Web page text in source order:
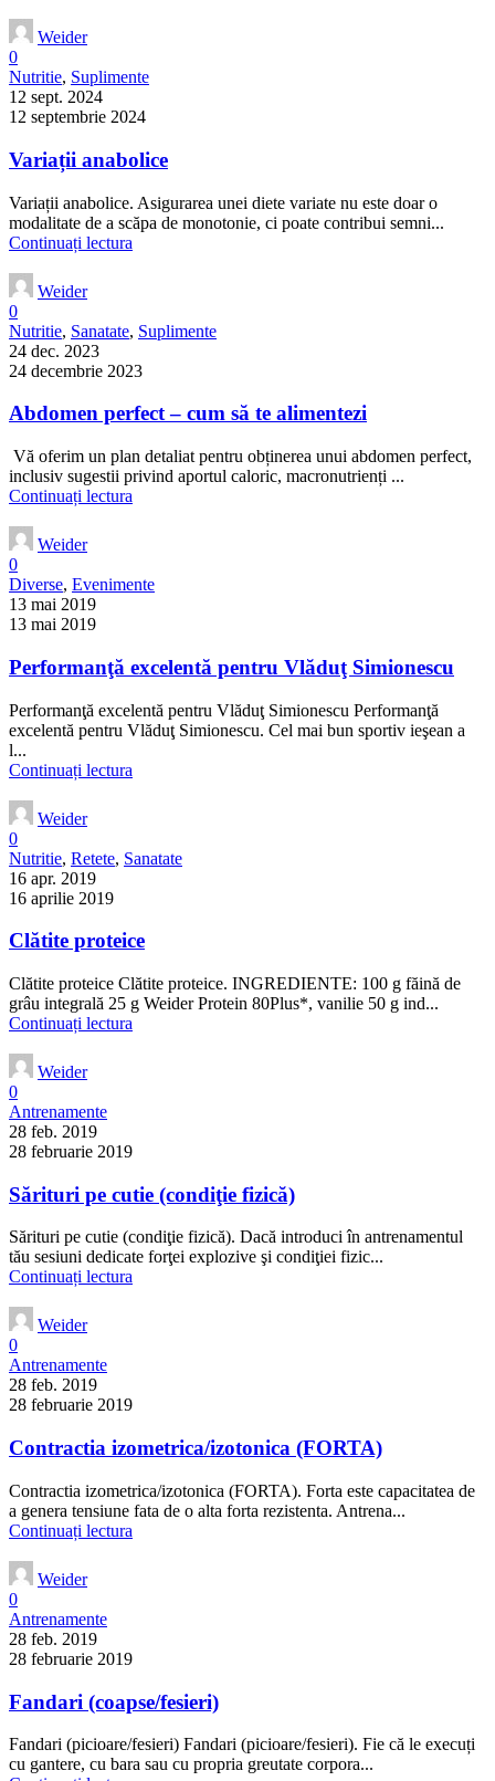
Weider
0
Nutritie, Suplimente
12 sept. 2024
12 septembrie 2024
Variații anabolice
Variații anabolice. Asigurarea unei diete variate nu este doar o
modalitate de a scăpa de monotonie, ci poate contribui semni...
Continuați lectura
Weider
0
Nutritie, Sanatate, Suplimente
24 dec. 2023
24 decembrie 2023
Abdomen perfect – cum să te alimentezi
Vă oferim un plan detaliat pentru obținerea unui abdomen perfect,
inclusiv sugestii privind aportul caloric, macronutrienți ...
Continuați lectura
Weider
0
Diverse, Evenimente
13 mai 2019
13 mai 2019
Performanţă excelentă pentru Vlăduţ Simionescu
Performanţă excelentă pentru Vlăduţ Simionescu Performanţă
excelentă pentru Vlăduţ Simionescu. Cel mai bun sportiv ieşean a
l...
Continuați lectura
Weider
0
Nutritie, Retete, Sanatate
16 apr. 2019
16 aprilie 2019
Clătite proteice
Clătite proteice Clătite proteice. INGREDIENTE: 100 g făină de
grâu integrală 25 g Weider Protein 80Plus*, vanilie 50 g ind...
Continuați lectura
Weider
0
Antrenamente
28 feb. 2019
28 februarie 2019
Sărituri pe cutie (condiţie fizică)
Sărituri pe cutie (condiţie fizică). Dacă introduci în antrenamentul
tău sesiuni dedicate forţei explozive şi condiţiei fizic...
Continuați lectura
Weider
0
Antrenamente
28 feb. 2019
28 februarie 2019
Contractia izometrica/izotonica (FORTA)
Contractia izometrica/izotonica (FORTA). Forta este capacitatea de
a genera tensiune fata de o alta forta rezistenta. Antrena...
Continuați lectura
Weider
0
Antrenamente
28 feb. 2019
28 februarie 2019
Fandari (coapse/fesieri)
Fandari (picioare/fesieri) Fandari (picioare/fesieri). Fie că le execuți
cu gantere, cu bara sau cu propria greutate corpora...